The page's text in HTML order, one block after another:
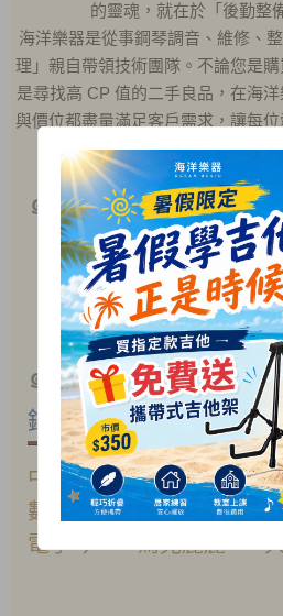
的靈魂，就在於「後勤整
海洋樂器是從事鋼琴調音、維修、
理」親自帶領技術團隊。不論您是
是尋找高 CP 值的二手良品，在海
與價位都盡量滿足客戶需求，讓每
致安心感
๑ 我們擁有專業技術
專業鋼琴調音與維修
吉他換弦與定期保養
各類樂器維修與調整
๑ 我們專營各式中西
鋼琴 吉他
中古鋼琴 電/木吉他
數位鋼琴
電貝斯
中
電子琴烏克麗麗大